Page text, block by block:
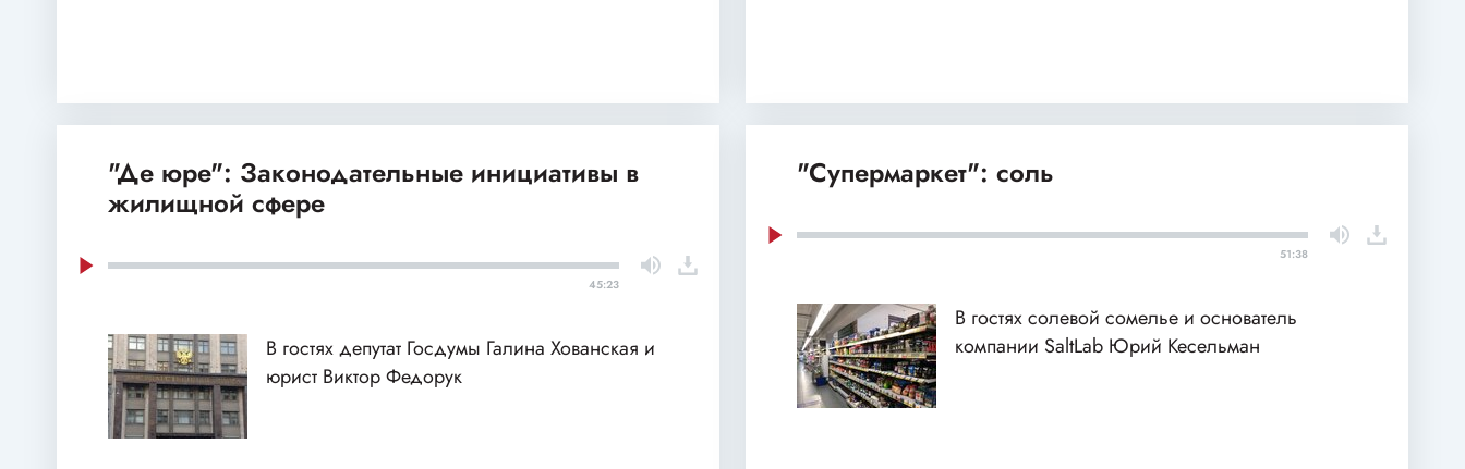
"Де юре": Законодательные инициативы в
жилищной сфере
45:23
В гостях депутат Госдумы Галина Хованская и
юрист Виктор Федорук
"Супермаркет": соль
51:38
В гостях солевой сомелье и основатель
компании SaltLab Юрий Кесельман